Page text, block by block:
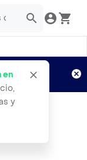
en
y
Aplican TyC